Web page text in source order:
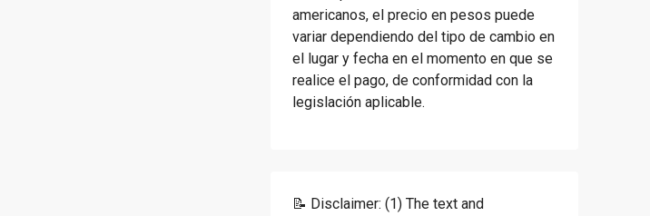
americanos, el precio en pesos puede
variar dependiendo del tipo de cambio en
el lugar y fecha en el momento en que se
realice el pago, de conformidad con la
legislación aplicable.
📝 Disclaimer: (1) The text and